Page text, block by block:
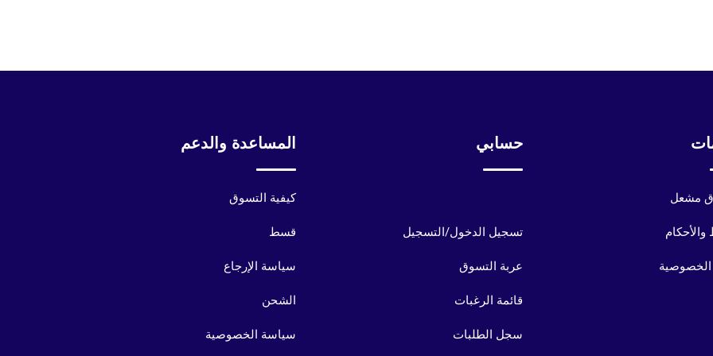
مشعل
حسابي
تسجيل الدخول/التسجيل
عربة التسوق
قائمة الرغبات
سجل الطلبات
المساعدة والدعم
كيفية التسوق
قسط
سياسة الإرجاع
الشحن
سياسة الخصوصية